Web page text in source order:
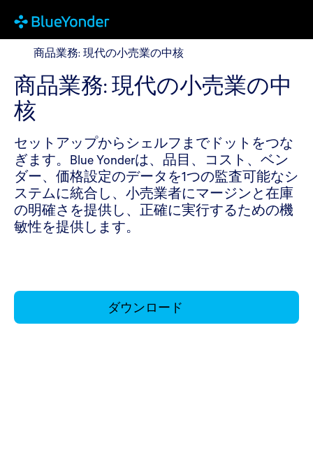
商品業務: 現代の小売業の中核
商品業務: 現代の小売業の中核
商品業務: 現代の小売業の中
核
セットアップからシェルフまでドットをつな
ぎます。Blue Yonderは、品目、コスト、ベン
ダー、価格設定のデータを1つの監査可能なシ
ステムに統合し、小売業者にマージンと在庫
の明確さを提供し、正確に実行するための機
敏性を提供します。
ダウンロード